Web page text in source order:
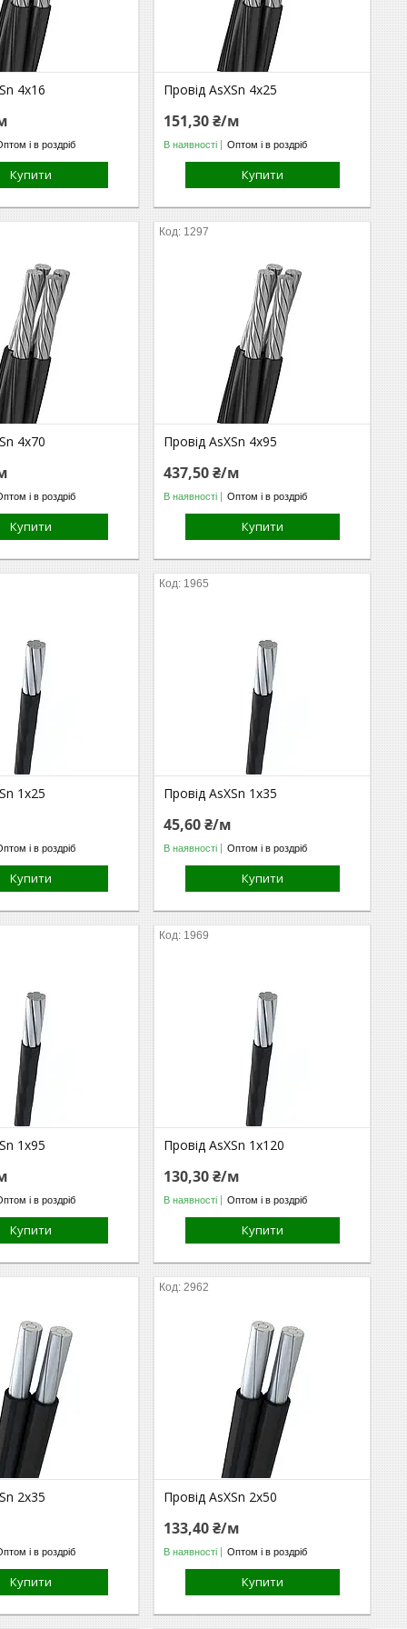
4х16
і в роздріб
Купити
Провід AsXSn 4х25
151,30 ₴/м
В наявності Оптом і в роздріб
Купити
4х70
і в роздріб
Купити
1297
Провід AsXSn 4х95
437,50 ₴/м
В наявності Оптом і в роздріб
Купити
1х25
і в роздріб
Купити
1965
Провід AsXSn 1х35
45,60 ₴/м
В наявності Оптом і в роздріб
Купити
1х95
і в роздріб
Купити
1969
Провід AsXSn 1х120
130,30 ₴/м
В наявності Оптом і в роздріб
Купити
2х35
і в роздріб
Купити
2962
Провід AsXSn 2х50
133,40 ₴/м
В наявності Оптом і в роздріб
Купити